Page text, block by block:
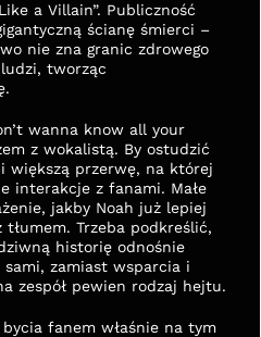
a Villain”. Publiczność
ścianę śmierci –
nie zna granic zdrowego
tworząc
wanna know all your
z wokalistą. By ostudzić
większą przerwę, na której
interakcje z fanami. Małe
jakby Noah już lepiej
Trzeba podkreślić,
historię odnośnie
zamiast wsparcia i
zespół pewien rodzaj hejtu.
fanem właśnie na tym